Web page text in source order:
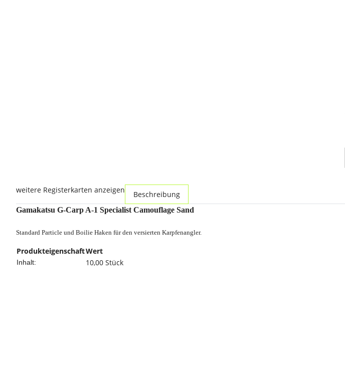
weitere Registerkarten anzeigen Beschreibung
Gamakatsu G-Carp A-1 Specialist Camouflage Sand
Standard Particle und Boilie Haken für den versierten Karpfenangler.
ProdukteigenschaftWert
Inhalt: 10,00 Stück